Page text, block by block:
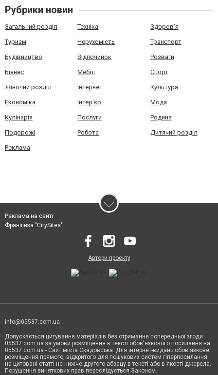
Рубрики новин
Загальний розділ Техніка Здоров'я
Туризм Нерухомість Транспорт
Будівництво Відпочинок Розваги
Бізнес Меблі Спорт
Жіночий розділ Інтернет Культура
Економіка Інтер'єр Мода
Кулінарія Послуги Родина
Подорожі Робота Дитячий розділ
Реклама
Реклама на сайті
Франшиза "CitySites"
Автори проєкту
info@05537.com.ua
Допускається цитування матеріалів без отримання попередньої згоди
05537.com.ua за умови розміщення в тексті обов'язкового посилання на
05537.com.ua - Сайт міста Скадовська. Для інтернет-видань обов'язкове
розміщення прямого, відкритого для пошукових систем гіперпосилання
на цитовані статті не нижче другого абзацу в тексті або в якості джерела.
Порушення виняткових прав переслідується Законом.